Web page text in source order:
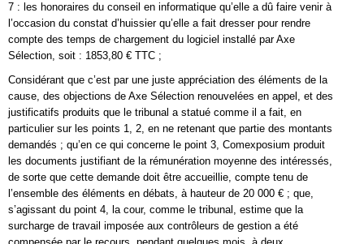
7 : les honoraires du conseil en informatique qu’elle a dû faire venir à
l’occasion du constat d’huissier qu’elle a fait dresser pour rendre
compte des temps de chargement du logiciel installé par Axe
Sélection, soit : 1853,80 € TTC ;
Considérant que c’est par une juste appréciation des éléments de la
cause, des objections de Axe Sélection renouvelées en appel, et des
justificatifs produits que le tribunal a statué comme il a fait, en
particulier sur les points 1, 2, en ne retenant que partie des montants
demandés ; qu’en ce qui concerne le point 3, Comexposium produit
les documents justifiant de la rémunération moyenne des intéressés,
de sorte que cette demande doit être accueillie, compte tenu de
l’ensemble des éléments en débats, à hauteur de 20 000 € ; que,
s’agissant du point 4, la cour, comme le tribunal, estime que la
surcharge de travail imposée aux contrôleurs de gestion a été